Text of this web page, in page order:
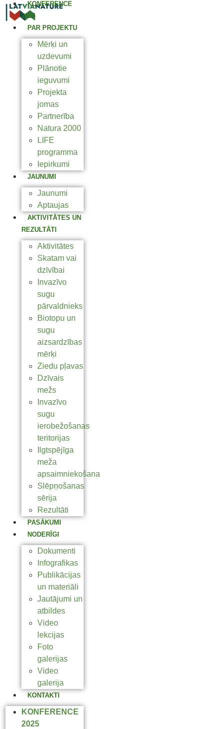
KONFERENCE
2025
PAR PROJEKTU
Mērķi un
uzdevumi
Plānotie
ieguvumi
Projekta
jomas
Partnerība
Natura 2000
LIFE
programma
Iepirkumi
JAUNUMI
Jaunumi
Aptaujas
AKTIVITĀTES UN
REZULTĀTI
Aktivitātes
Skatam vai
dzīvībai
Invazīvo
sugu
pārvaldnieks
Biotopu un
sugu
aizsardzības
mērķi
Ziedu pļavas
Dzīvais
mežs
Invazīvo
sugu
ierobežošanas
teritorijas
Ilgtspējīga
meža
apsaimniekošana
Slēpņošanas
sērija
Rezultāti
PASĀKUMI
NODERĪGI
Dokumenti
Infografikas
Publikācijas
un materiāli
Jautājumi un
atbildes
Video
lekcijas
Foto
galerijas
Video
galerija
KONTAKTI
KONFERENCE
2025